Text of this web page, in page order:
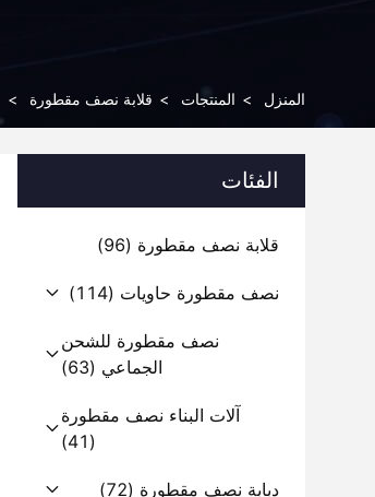
المنزل > المنتجات > قلابة نصف مقطورة >
الفئات
قلابة نصف مقطورة (96)
نصف مقطورة حاويات (114)
نصف مقطورة للشحن
الجماعي (63)
آلات البناء نصف مقطورة
(41)
دبابة نصف مقطورة (72)